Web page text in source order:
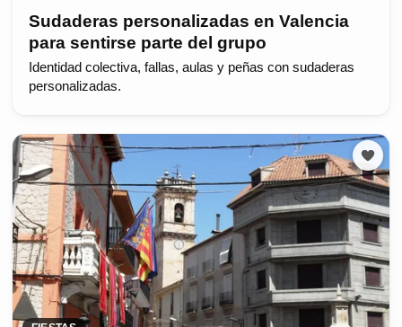
Sudaderas personalizadas en Valencia
para sentirse parte del grupo
Identidad colectiva, fallas, aulas y peñas con sudaderas
personalizadas.